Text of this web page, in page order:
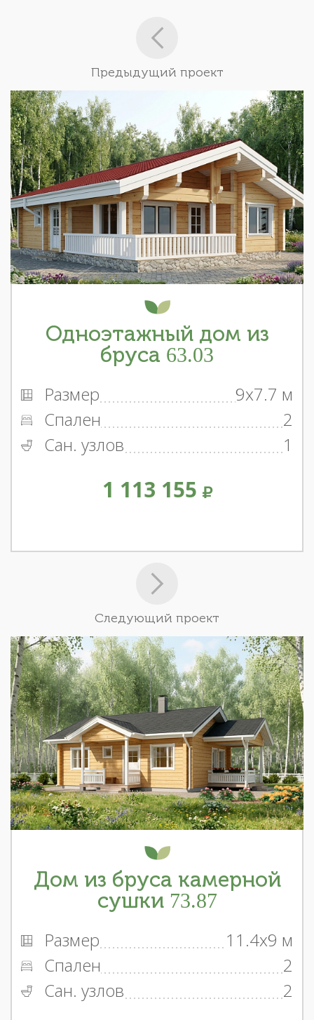
Предыдущий проект
Одноэтажный дом из
бруса 63.03
Размер
9x7.7 м
Спален
2
Сан. узлов
1
1 113 155
Следующий проект
Дом из бруса камерной
сушки 73.87
Размер
11.4x9 м
Спален
2
Сан. узлов
2